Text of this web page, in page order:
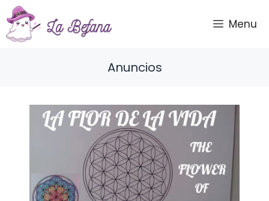
Saltar
al
contenido
Menu
Anuncios